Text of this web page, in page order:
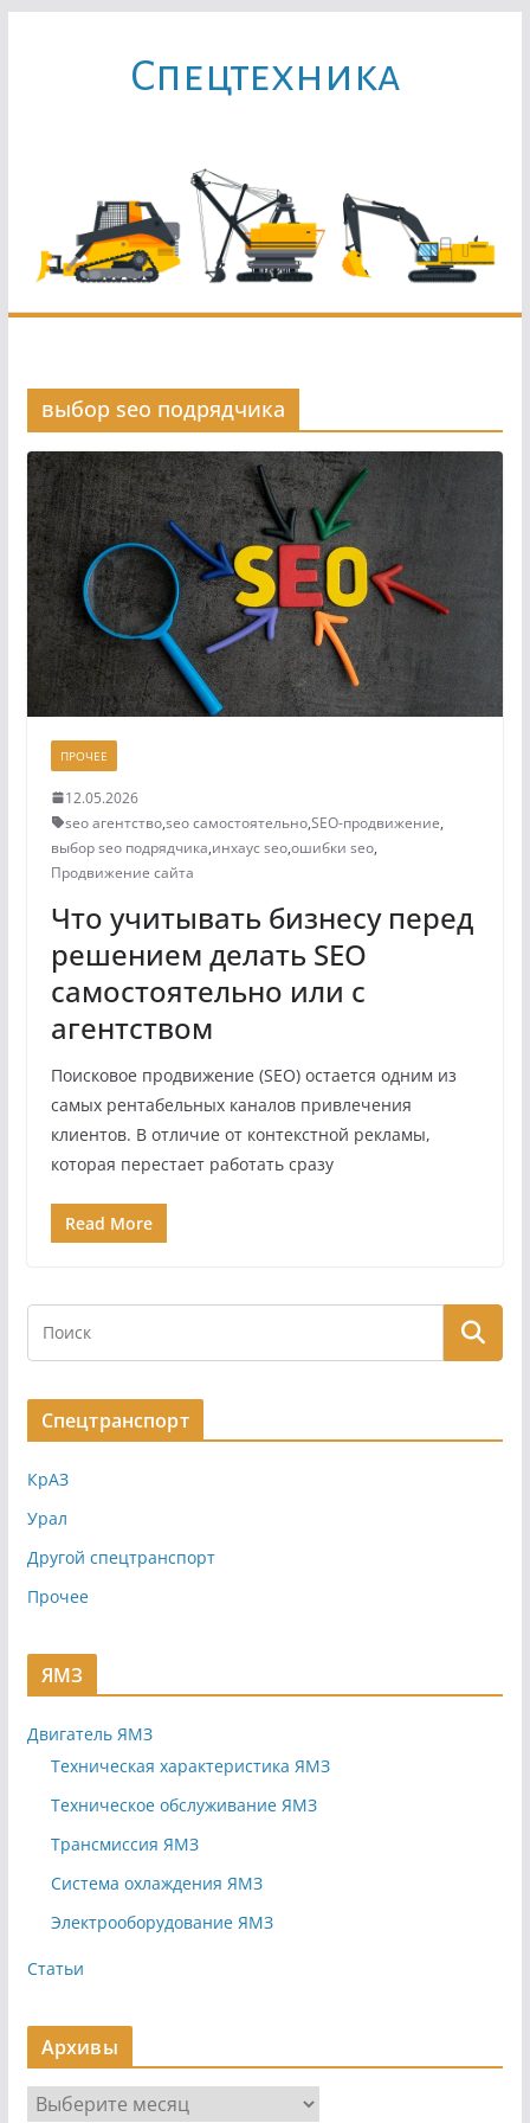
содержимомуCпецтехника
выбор seo подрядчика
ПРОЧЕЕ
12.05.2026
seo агентство,seo самостоятельно,SEO-продвижение,
выбор seo подрядчика,инхаус seo,ошибки seo,
Продвижение сайта
Что учитывать бизнесу перед
решением делать SEO
самостоятельно или с
агентством
Поисковое продвижение (SEO) остается одним из
самых рентабельных каналов привлечения
клиентов. В отличие от контекстной рекламы,
которая перестает работать сразу
Read More
Спецтранспорт
КрАЗ
Урал
Другой спецтранспорт
Прочее
ЯМЗ
Двигатель ЯМЗ
Техническая характеристика ЯМЗ
Техническое обслуживание ЯМЗ
Трансмиссия ЯМЗ
Система охлаждения ЯМЗ
Электрооборудование ЯМЗ
Статьи
Архивы